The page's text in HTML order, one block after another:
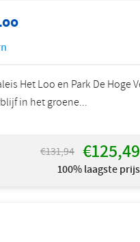
Het Loo en Park De Hoge
in het groene...
€131,94 €125,49
100% laagste prijs